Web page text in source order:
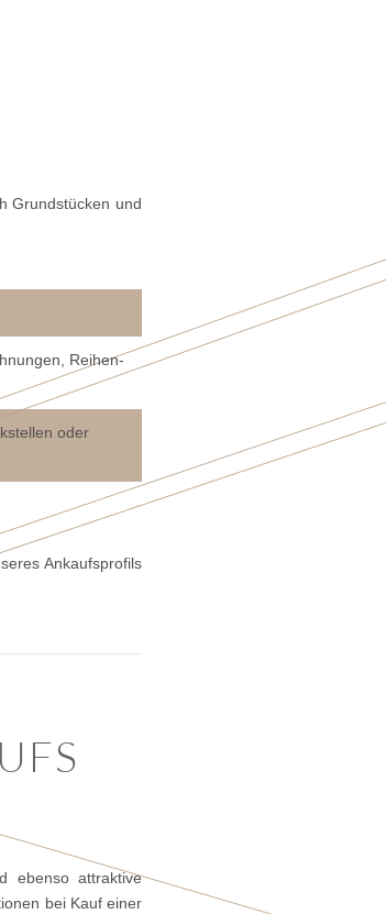
Grundstücken und
Reihen-
oder
Ankaufsprofils